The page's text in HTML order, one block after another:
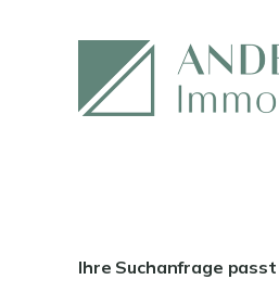
Ihre Suchanfrage